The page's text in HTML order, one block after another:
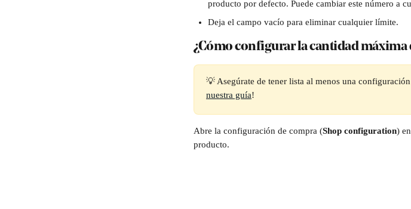
producto por defecto. Puede cambiar este número a
Deja el campo vacío para eliminar cualquier límite.
¿Cómo configurar la cantidad máxima
💡 Asegúrate de tener lista al menos una
nuestra guía!
Abre la configuración de compra (Shop configuration)
producto.